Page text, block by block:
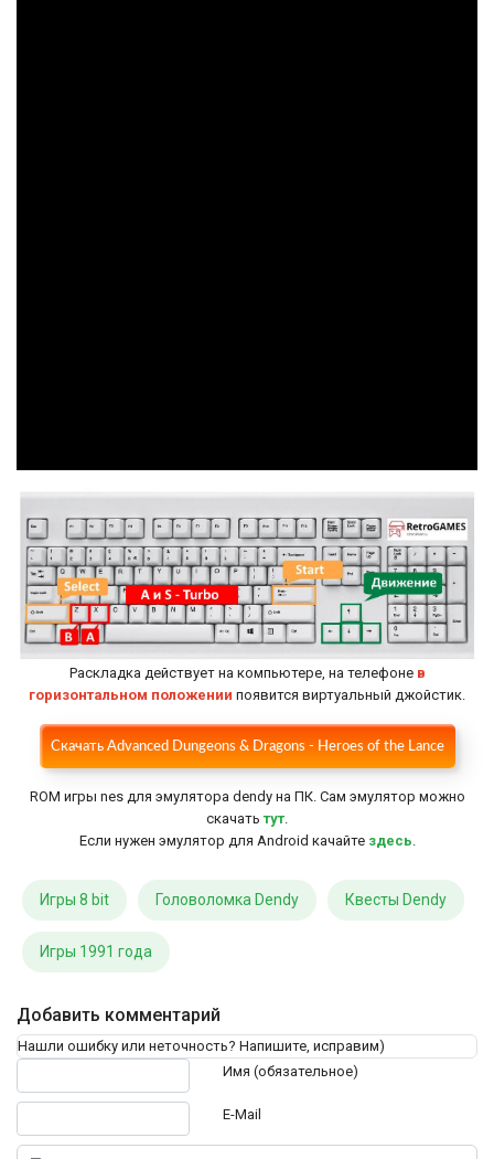
Настройки
Раскладка действует на компьютере, на телефоне в
горизонтальном положении появится виртуальный джойстик.
Скачать Advanced Dungeons & Dragons - Heroes of the Lance
ROM игры nes для эмулятора dendy на ПК. Сам эмулятор можно
скачатьтут.
Если нужен эмулятор для Android качайте здесь.
Игры 8 bit Головоломка Dendy Квесты Dendy
Игры 1991 года
Добавить комментарий
Нашли ошибку или неточность? Напишите, исправим)
Имя (обязательное)
E-Mail